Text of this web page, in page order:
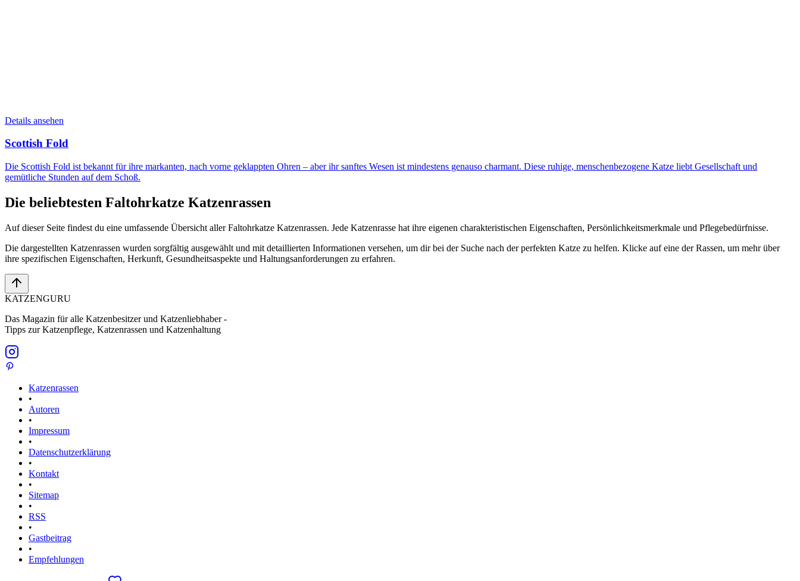
Details ansehen
Scottish Fold
Die Scottish Fold ist bekannt für ihre markanten, nach vorne geklappten Ohren – aber ihr sanftes Wesen ist mindestens genauso charmant. Diese ruhige, menschenbezogene Katze liebt Gesellschaft und
gemütliche Stunden auf dem Schoß.
Die beliebtesten Faltohrkatze Katzenrassen
Auf dieser Seite findest du eine umfassende Übersicht aller Faltohrkatze Katzenrassen. Jede Katzenrasse hat ihre eigenen charakteristischen Eigenschaften, Persönlichkeitsmerkmale und Pflegebedürfnisse.
Die dargestellten Katzenrassen wurden sorgfältig ausgewählt und mit detaillierten Informationen versehen, um dir bei der Suche nach der perfekten Katze zu helfen. Klicke auf eine der Rassen, um mehr über
ihre spezifischen Eigenschaften, Herkunft, Gesundheitsaspekte und Haltungsanforderungen zu erfahren.
KATZENGURU
Das Magazin für alle Katzenbesitzer und Katzenliebhaber -
Tipps zur Katzenpflege, Katzenrassen und Katzenhaltung
Katzenrassen
•
Autoren
•
Impressum
•
Datenschutzerklärung
•
Kontakt
•
Sitemap
•
RSS
•
Gastbeitrag
•
Empfehlungen